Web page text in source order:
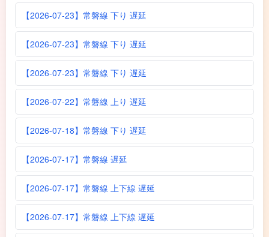
【2026-07-23】常磐線 下り 遅延
【2026-07-23】常磐線 下り 遅延
【2026-07-23】常磐線 下り 遅延
【2026-07-22】常磐線 上り 遅延
【2026-07-18】常磐線 下り 遅延
【2026-07-17】常磐線 遅延
【2026-07-17】常磐線 上下線 遅延
【2026-07-17】常磐線 上下線 遅延